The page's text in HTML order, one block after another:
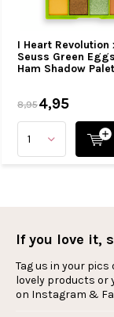
I Heart Revolution
Seuss Green
Ham Shadow
8,954,95
If you love it,
Tag us in your pics
lovely products or
on Instagram &